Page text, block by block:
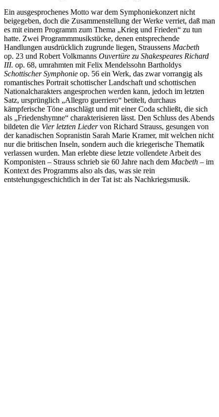
Ein ausgesprochenes Motto war dem Symphoniekonzert nicht
beigegeben, doch die Zusammenstellung der Werke verriet, daß man
es mit einem Programm zum Thema „Krieg und Frieden“ zu tun
hatte. Zwei Programmmusikstücke, denen entsprechende
Handlungen ausdrücklich zugrunde liegen, Straussens Macbeth
op. 23 und Robert Volkmanns Ouvertüre zu Shakespeares Richard
III. op. 68, umrahmten mit Felix Mendelssohn Bartholdys
Schottischer Symphonie op. 56 ein Werk, das zwar vorrangig als
romantisches Portrait schottischer Landschaft und schottischen
Nationalcharakters angesprochen werden kann, jedoch im letzten
Satz, ursprünglich „Allegro guerriero“ betitelt, durchaus
kämpferische Töne anschlägt und mit einer Coda schließt, die sich
als „Friedenshymne“ charakterisieren lässt. Den Schluss des Abends
bildeten die Vier letzten Liedervon Richard Strauss, gesungen von
der kanadischen Sopranistin Sarah Marie Kramer, mit welchen nicht
nur die britischen Inseln, sondern auch die kriegerische Thematik
verlassen wurden. Man erlebte diese letzte vollendete Arbeit des
Komponisten – Strauss schrieb sie 60 Jahre nach dem Macbeth – im
Kontext des Programms also als das, was sie rein
entstehungsgeschichtlich in der Tat ist: als Nachkriegsmusik.